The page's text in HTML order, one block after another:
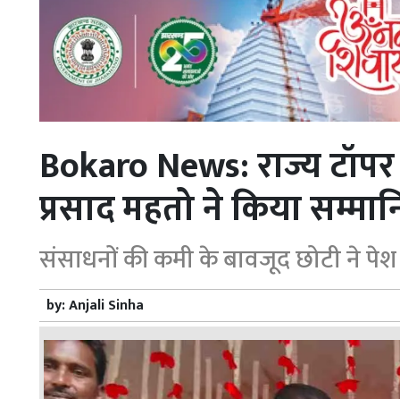
Bokaro News: राज्य टॉपर
प्रसाद महतो ने किया
संसाधनों की कमी के बावजूद छोटी ने
by:Anjali Sinha